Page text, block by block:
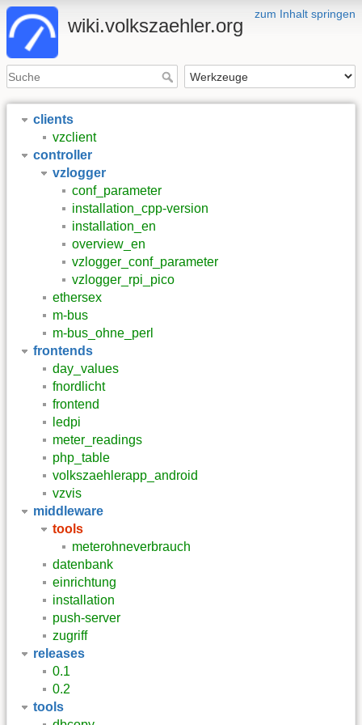
zum Inhalt springen
wiki.volkszaehler.org
clients
vzclient
controller
vzlogger
conf_parameter
installation_cpp-version
installation_en
overview_en
vzlogger_conf_parameter
vzlogger_rpi_pico
ethersex
m-bus
m-bus_ohne_perl
frontends
day_values
fnordlicht
frontend
ledpi
meter_readings
php_table
volkszaehlerapp_android
vzvis
middleware
tools
meterohneverbrauch
datenbank
einrichtung
installation
push-server
zugriff
releases
0.1
0.2
tools